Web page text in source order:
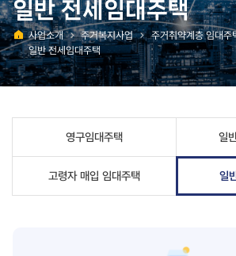
일반 전세임대주택
홈
사업소개 주거복지사업
주거취약계층 임대주
일반 전세임대주택
영구임대주택 일
고령자 매입 임대주택 일